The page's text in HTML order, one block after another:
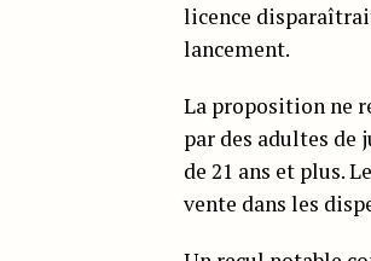
licence
lancement.
La proposition ne
par des adultes de
de 21 ans et plus.
vente dans les